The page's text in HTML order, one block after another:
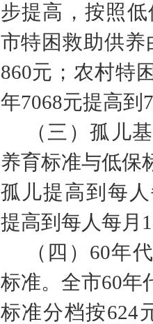
步提高，按照
市特困救助供养
860元；农村特
年7068元提高到
（三）孤儿
养育标准与低保
孤儿提高到每
提高到每人每月
（四）60年
标准。全市60年
标准分档按624